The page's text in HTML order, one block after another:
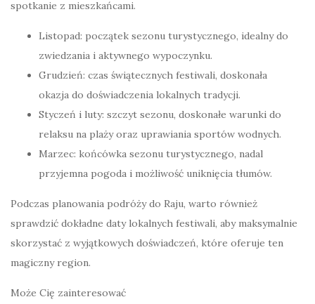
spotkanie z mieszkańcami.
Listopad: początek sezonu turystycznego, idealny do
zwiedzania i aktywnego wypoczynku.
Grudzień: czas świątecznych festiwali, doskonała
okazja do doświadczenia lokalnych tradycji.
Styczeń i luty: szczyt sezonu, doskonałe warunki do
relaksu na plaży oraz uprawiania sportów wodnych.
Marzec: końcówka sezonu turystycznego, nadal
przyjemna pogoda i możliwość uniknięcia tłumów.
Podczas planowania podróży do Raju, warto również
sprawdzić dokładne daty lokalnych festiwali, aby maksymalnie
skorzystać z wyjątkowych doświadczeń, które oferuje ten
magiczny region.
Może Cię zainteresować